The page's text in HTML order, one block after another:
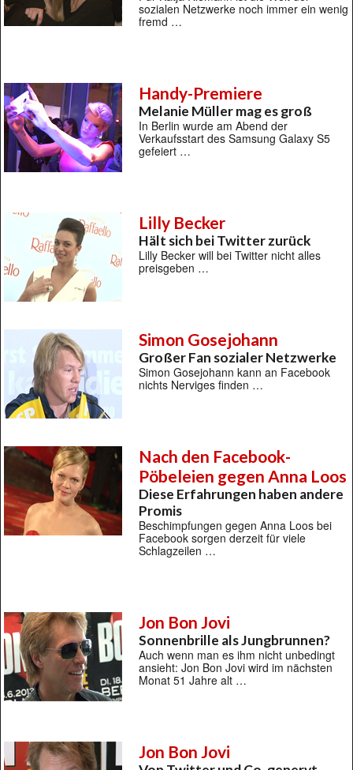
sozialen Netzwerke noch immer ein wenig
fremd …
Handy-Premiere
Melanie Müller mag es groß
In Berlin wurde am Abend der
Verkaufsstart des Samsung Galaxy S5
gefeiert …
Lilly Becker
Hält sich bei Twitter zurück
Lilly Becker will bei Twitter nicht alles
preisgeben …
Simon Gosejohann
Großer Fan sozialer Netzwerke
Simon Gosejohann kann an Facebook
nichts Nerviges finden …
Nach den Facebook-
Pöbeleien gegen Anna Loos
Diese Erfahrungen haben andere
Promis
Beschimpfungen gegen Anna Loos bei
Facebook sorgen derzeit für viele
Schlagzeilen …
Jon Bon Jovi
Sonnenbrille als Jungbrunnen?
Auch wenn man es ihm nicht unbedingt
ansieht: Jon Bon Jovi wird im nächsten
Monat 51 Jahre alt …
Jon Bon Jovi